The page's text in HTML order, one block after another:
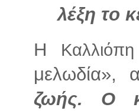
λέξη το
Η
μελωδία»,
ζωής. Ο